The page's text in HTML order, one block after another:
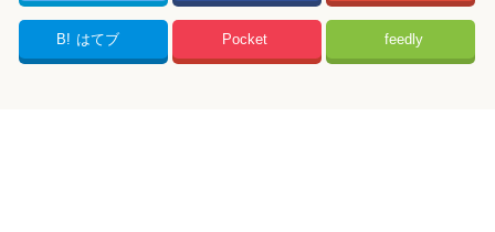
B! はてブ Pocket feedly